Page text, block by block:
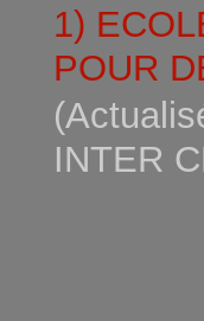
1)
POUR
INTER